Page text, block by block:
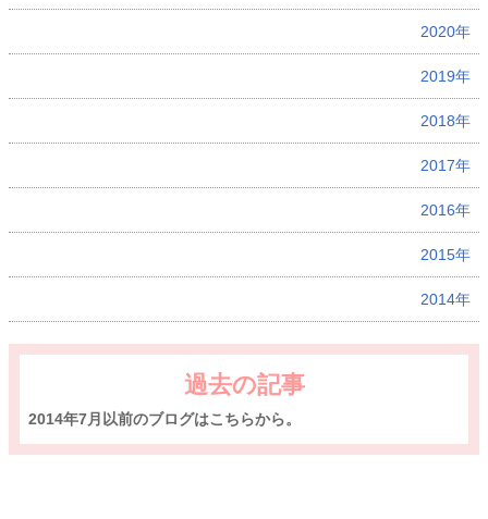
2020年
2019年
2018年
2017年
2016年
2015年
2014年
過去の記事
2014年7月以前のブログはこちらから。